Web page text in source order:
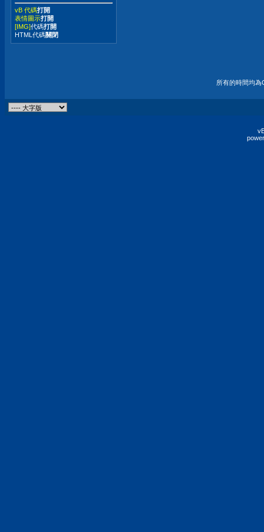
vB 代碼打開
表情圖示打開
[IMG]代碼打開
HTML代碼關閉
所有的時間均為